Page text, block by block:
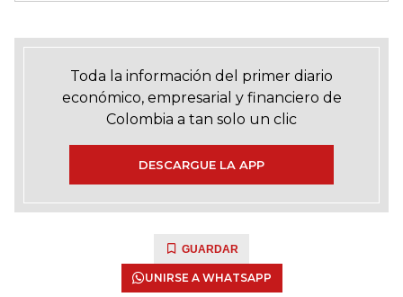
Toda la información del primer diario
económico, empresarial y financiero de
Colombia a tan solo un clic
DESCARGUE LA APP
GUARDAR
UNIRSE A WHATSAPP